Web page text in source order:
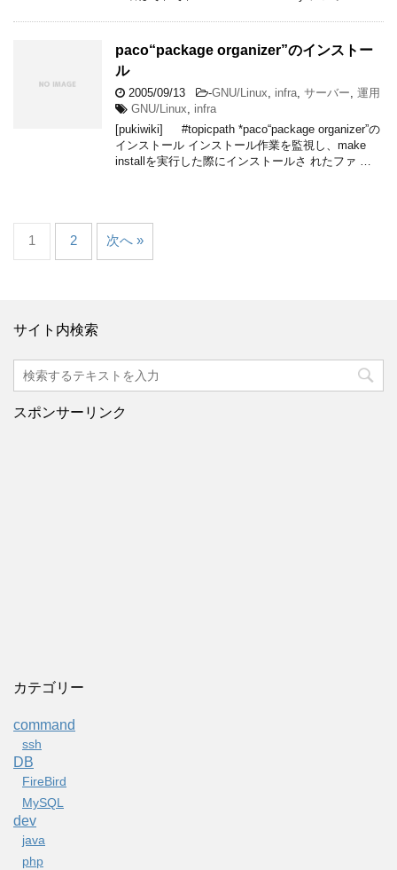
paco“package organizer”のインストー
ル
2005/09/13 -GNU/Linux, infra, サーバー, 運用
GNU/Linux, infra
[pukiwiki] #topicpath *paco“package organizer”の
インストール インストール作業を監視し、make
installを実行した際にインストールさ れたファ …
1 2 次へ »
サイト内検索
スポンサーリンク
カテゴリー
command
ssh
DB
FireBird
MySQL
dev
java
php